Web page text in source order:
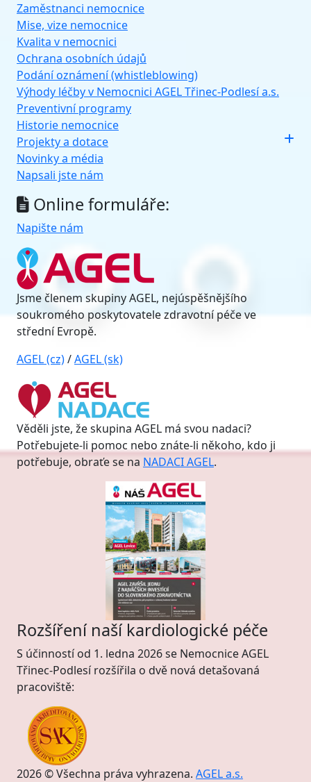
Zaměstnanci nemocnice
Mise, vize nemocnice
Kvalita v nemocnici
Ochrana osobních údajů
Podání oznámení (whistleblowing)
Výhody léčby v Nemocnici AGEL Třinec-Podlesí a.s.
Preventivní programy
Historie nemocnice
Projekty a dotace
Novinky a média
Napsali jste nám
Online formuláře:
Napište nám
Jsme členem skupiny AGEL, nejúspěšnějšího
soukromého poskytovatele zdravotní péče ve
střední Evropě.
AGEL (cz)/AGEL (sk)
Věděli jste, že skupina AGEL má svou nadaci?
Potřebujete-li pomoc nebo znáte-li někoho, kdo ji
potřebuje, obraťe se na NADACI AGEL.
Rozšíření naší kardiologické péče
S účinností od 1. ledna 2026 se Nemocnice AGEL
Třinec-Podlesí rozšířila o dvě nová detašovaná
pracoviště:
2026 © Všechna práva vyhrazena. AGEL a.s.